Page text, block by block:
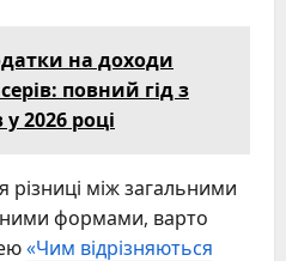
на доходи
повний гід з
у 2026 році
між загальними
формами, варто
«Чим відрізняються